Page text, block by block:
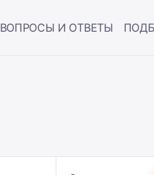
ВОПРОСЫ И ОТВЕТЫ